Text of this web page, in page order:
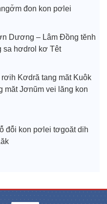
đon kon pơlei
Dương – Lâm Đồng tĕnh
sa hơdrol kơ Têt
rơih Kơdră tang măt Kuôk
măt Jơnŭm vei lăng kon
đô̆i kon pơlei tơgoăt dih